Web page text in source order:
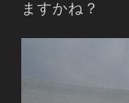
ますかね？